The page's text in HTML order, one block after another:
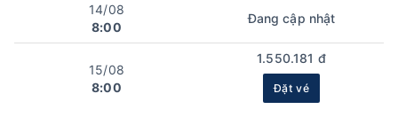
14/08
8:00
Đang cập nhật
15/08
8:00
1.550.181 đ
Đặt vé